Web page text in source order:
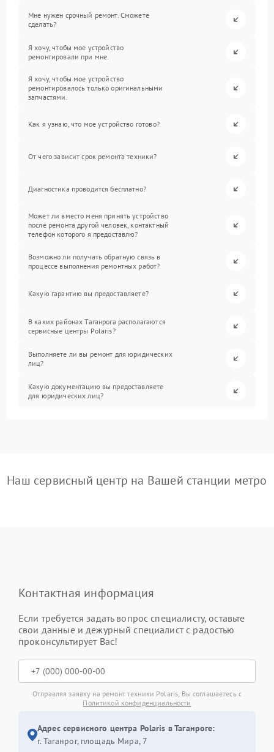
Мне нужен срочный ремонт. Сможете
сделать?
Я хочу, чтобы мое устройство
ремонтировали при мне.
Я хочу, чтобы мое устройство
ремонтировалось только оригинальными
запчастями.
Как я узнаю, что мое устройство готово?
От чего зависит срок ремонта техники?
Диагностика проводится бесплатно?
Может ли вместо меня принять устройство
после ремонта другой человек, контактный
телефон которого я предоставлю?
Возможно ли получать обратную связь в
процессе выполнения ремонтных работ?
Какую гарантию вы предоставляете?
В каких районах Таганрога располагаются
сервисные центры Polaris?
Выполняете ли вы ремонт для юридических
лиц?
Какую документацию вы предоставляете
для юридических лиц?
Наш сервисный центр на Вашей станции метро
Контактная информация
Если требуется задать вопрос специалисту, оставьте
свои данные и дежурный специалист с радостью
проконсультирует Вас!
Отправляя заявку на ремонт техники Polaris, Вы соглашаетесь с
Политикой конфиденциальности
Адрес сервисного центра Polaris в Таганроге:
г. Таганрог, площадь Мира, 7